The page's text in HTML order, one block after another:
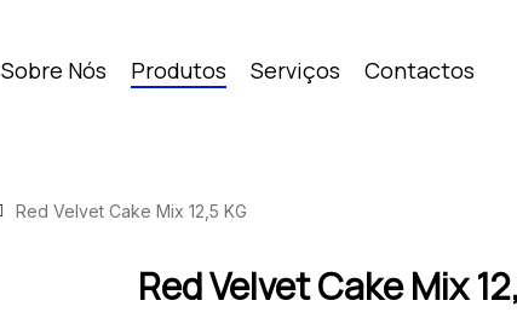
Sobre Nós Produtos Serviços Contactos
Red Velvet Cake Mix 12,5 KG
Red Velvet Cake Mix